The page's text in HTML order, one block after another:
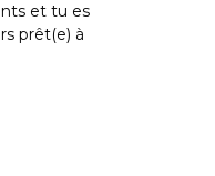
et tu es
prêt(e) à